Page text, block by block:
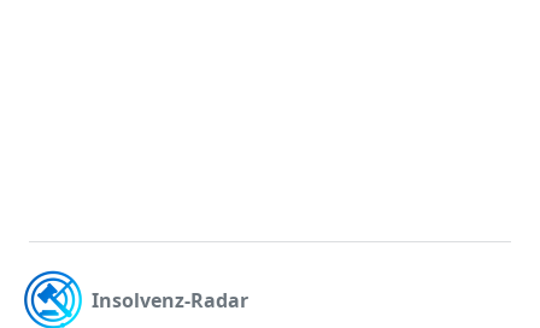
Insolvenz-Radar